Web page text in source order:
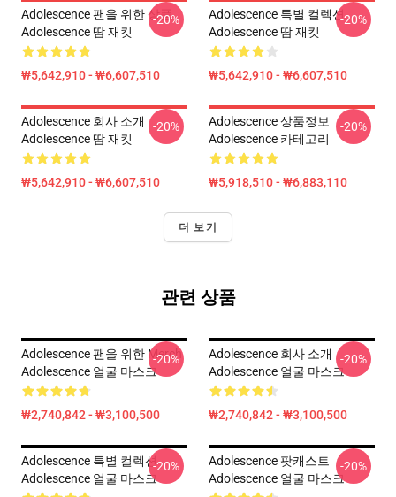
Adolescence 팬을 위한 상품
Adolescence 땀 재킷
₩5,642,910 - ₩6,607,510
-20%
Adolescence 특별 컬렉션
Adolescence 땀 재킷
₩5,642,910 - ₩6,607,510
-20%
Adolescence 회사 소개
Adolescence 땀 재킷
₩5,642,910 - ₩6,607,510
-20%
Adolescence 상품정보
Adolescence 카테고리
₩5,918,510 - ₩6,883,110
-20%
더 보기
관련 상품
Adolescence 팬을 위한 Merch
Adolescence 얼굴 마스크
₩2,740,842 - ₩3,100,500
-20%
Adolescence 회사 소개
Adolescence 얼굴 마스크
₩2,740,842 - ₩3,100,500
-20%
Adolescence 특별 컬렉션
Adolescence 얼굴 마스크
-20%
Adolescence 팟캐스트
Adolescence 얼굴 마스크
-20%